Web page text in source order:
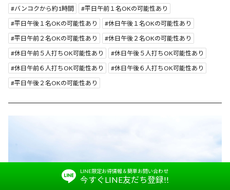
バンコクから約1時間
平日午前１名OKの可能性あり
平日午後１名OKの可能性あり
休日午後１名OKの可能性あり
平日午前２名OKの可能性あり
休日午後２名OKの可能性あり
休日午前５人打ちOK可能性あり
休日午後５人打ちOK可能性あり
休日午前６人打ちOK可能性あり
休日午後６人打ちOK可能性あり
平日午後２名OKの可能性あり
LINE限定お得情報＆簡単お問い合わせ
今すぐLINE友だち登録!!